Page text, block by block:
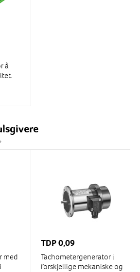
å
med
TDP 0,09
Tachometergenerator i
forskjellige mekaniske og